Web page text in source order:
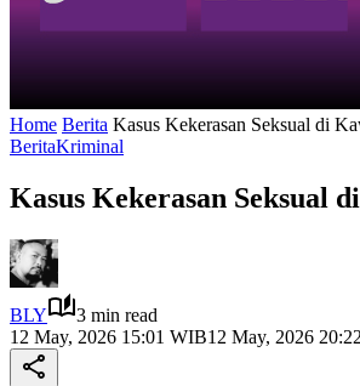
Home Berita Kasus Kekerasan Seksual di
BeritaKriminal
Kasus Kekerasan Seksual
BLY
3 min read
12 May, 2026 15:01 WIB12 May, 2026